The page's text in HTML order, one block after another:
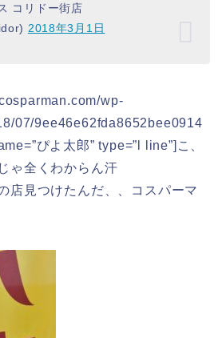
コリドー街店
2018年3月1日
wp-
07/9ee46e62fda8652bee0914
ぴよ太郎” type=”l line”]こ、
ゃ全くわからん汗
店見つけたんだ、、コスパーマ